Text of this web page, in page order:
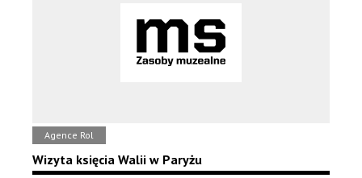
Agence Rol
Wizyta księcia Walii w Paryżu